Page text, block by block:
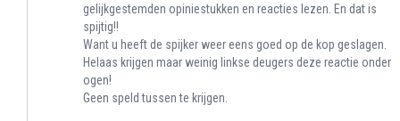
gelijkgestemden opiniestukken en reacties lezen. En dat is
spijtig!!
Want u heeft de spijker weer eens goed op de kop geslagen.
Helaas krijgen maar weinig linkse deugers deze reactie onder
ogen!
Geen speld tussen te krijgen.